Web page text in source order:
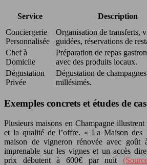
Service Description
Conciergerie
Personnalisée
Organisation de transferts,
guidées, réservations de
Chef à
Domicile
Préparation de repas
avec des produits locaux.
Dégustation
Privée
Dégustation de
millésimés.
Exemples concrets et études de cas
Plusieurs maisons en Champagne
et la qualité de l’offre. « La Maison des
maison de vigneron rénovée avec
imprenable sur les vignes et un accès
prix débutent à 600€ par nuit